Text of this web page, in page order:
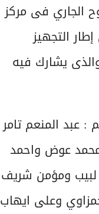
المفتوح الجاري فى مركز
فى إطار التجهيز
إلى 19 أكتوبر المقبلين والذى يشارك فيه
أسامة نبيه المدير الفني للمنتخب 33 لاعبا هم : عبد المنعم تامر
عوض واحمد
لبيب ومؤمن شريف
وعلى ايهاب